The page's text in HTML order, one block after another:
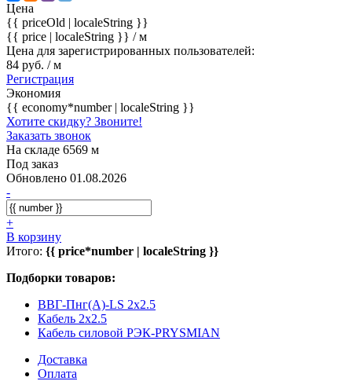
Цена
{{ priceOld | localeString }}
{{ price | localeString }} / м
Цена для зарегистрированных пользователей:
84 руб. / м
Регистрация
Экономия
{{ economy*number | localeString }}
Хотите скидку? Звоните!
Заказать звонок
На складе 6569 м
Под заказ
Обновлено 01.08.2026
-
+
В корзину
Итого: {{ price*number | localeString }}
Подборки товаров:
ВВГ-Пнг(А)-LS 2x2.5
Кабель 2x2.5
Кабель силовой РЭК-PRYSMIAN
Доставка
Оплата